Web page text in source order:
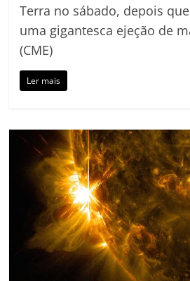
Terra no sábado, depois
uma gigantesca ejeção de
(CME)
Ler mais